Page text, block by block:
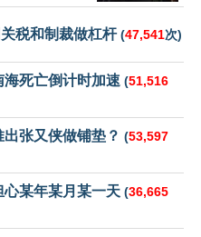
税和制裁做杠杆(47,541次)
死亡倒计时加速 (51,516
张又侠做铺垫？ (53,597
某年某月某一天 (36,665